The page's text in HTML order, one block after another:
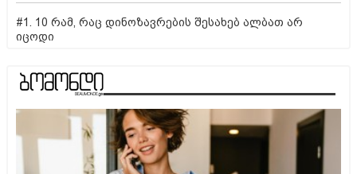
#1. 10 რამ, რაც დინოზავრების შესახებ ალბათ არ
იცოდი